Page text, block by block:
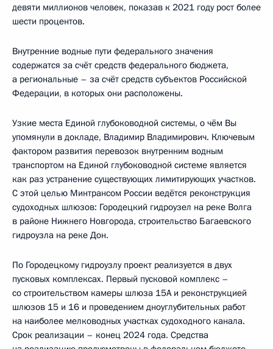
девяти миллионов человек, показав к 2021 году рост более
шести процентов.
Внутренние водные пути федерального значения
содержатся за счёт средств федерального бюджета,
а региональные – за счёт средств субъектов Российской
Федерации, в которых они расположены.
Узкие места Единой глубоководной системы, о чём Вы
упомянули в докладе, Владимир Владимирович. Ключевым
фактором развития перевозок внутренним водным
транспортом на Единой глубоководной системе является
как раз устранение существующих лимитирующих участков.
С этой целью Минтрансом России ведётся реконструкция
судоходных шлюзов: Городецкий гидроузел на реке Волга
в районе Нижнего Новгорода, строительство Багаевского
гидроузла на реке Дон.
По Городецкому гидроузлу проект реализуется в двух
пусковых комплексах. Первый пусковой комплекс –
со строительством камеры шлюза 15А и реконструкцией
шлюзов 15 и 16 и проведением дноуглубительных работ
на наиболее мелководных участках судоходного канала.
Срок реализации – конец 2024 года. Средства